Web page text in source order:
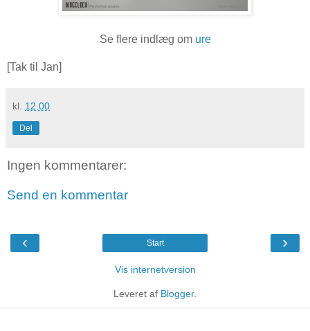
Se flere indlæg om ure
[Tak til Jan]
kl. 12.00
Del
Ingen kommentarer:
Send en kommentar
‹ ›
Start
Vis internetversion
Leveret af Blogger.